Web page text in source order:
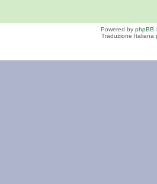
Powered by phpBB
Traduzione Italiana